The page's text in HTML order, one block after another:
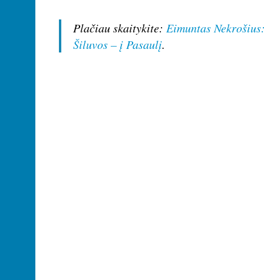
Plačiau skaitykite: Eimuntas
Šiluvos – į Pasaulį.